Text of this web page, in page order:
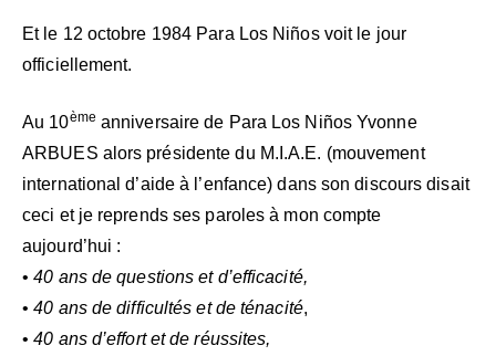
Et le 12 octobre 1984 Para Los Niños voit le jour
officiellement.
Au 10ème anniversaire de Para Los Niños Yvonne
ARBUES alors présidente du M.I.A.E. (mouvement
international d’aide à l’enfance) dans son discours disait
ceci et je reprends ses paroles à mon compte
aujourd’hui :
•40 ans de questions et d’efficacité,
•40 ans de difficultés et de ténacité,
•40 ans d’effort et de réussites,